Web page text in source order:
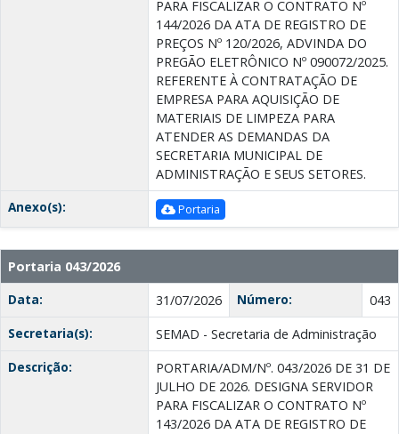
PARA FISCALIZAR O CONTRATO Nº
144/2026 DA ATA DE REGISTRO DE
PREÇOS Nº 120/2026, ADVINDA DO
PREGÃO ELETRÔNICO Nº 090072/2025.
REFERENTE À CONTRATAÇÃO DE
EMPRESA PARA AQUISIÇÃO DE
MATERIAIS DE LIMPEZA PARA
ATENDER AS DEMANDAS DA
SECRETARIA MUNICIPAL DE
ADMINISTRAÇÃO E SEUS SETORES.
Anexo(s):
Portaria
Portaria 043/2026
Data:
31/07/2026 Número:
043
Secretaria(s):
SEMAD - Secretaria de Administração
Descrição:
PORTARIA/ADM/Nº. 043/2026 DE 31 DE
JULHO DE 2026. DESIGNA SERVIDOR
PARA FISCALIZAR O CONTRATO Nº
143/2026 DA ATA DE REGISTRO DE